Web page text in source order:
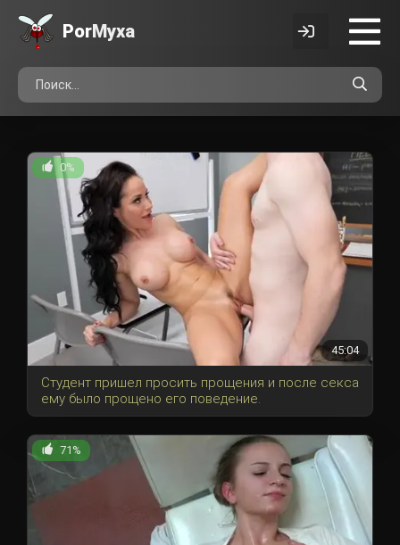
PorMyxa
0%
45:04
Студент пришел просить прощения и после секса
ему было прощено его поведение.
71%